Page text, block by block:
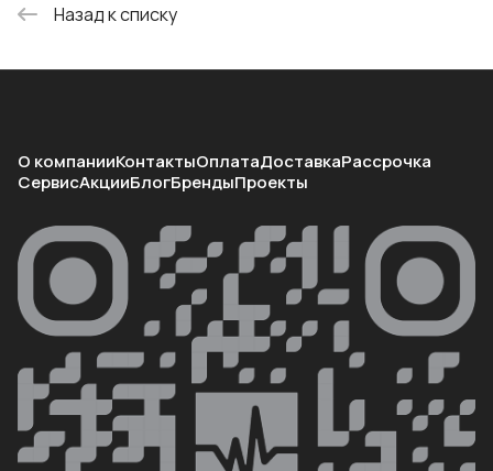
Назад к списку
О компанииКонтактыОплатаДоставкаРассрочка
СервисАкцииБлогБрендыПроекты